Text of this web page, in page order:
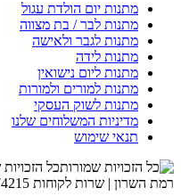
מתנות יום הולדת עגול
מתנות לבר / בת מצווה
מתנות לגבר ולאישה
מתנות לידה
מתנות ליום נישואין
מתנות למורים ולמורות
מתנות לשוק העסקי
מדיניות המשלוחים שלנו
תנאי שימוש
רמת השרון | שרות לקוחות 054-4274215 |